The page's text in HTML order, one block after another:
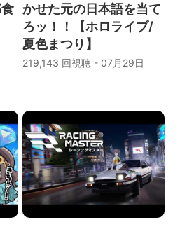
かせた元の日本語を当て
ろッ！！【ホロライブ/
夏色まつり】
219,143 回視聴 - 07月29日